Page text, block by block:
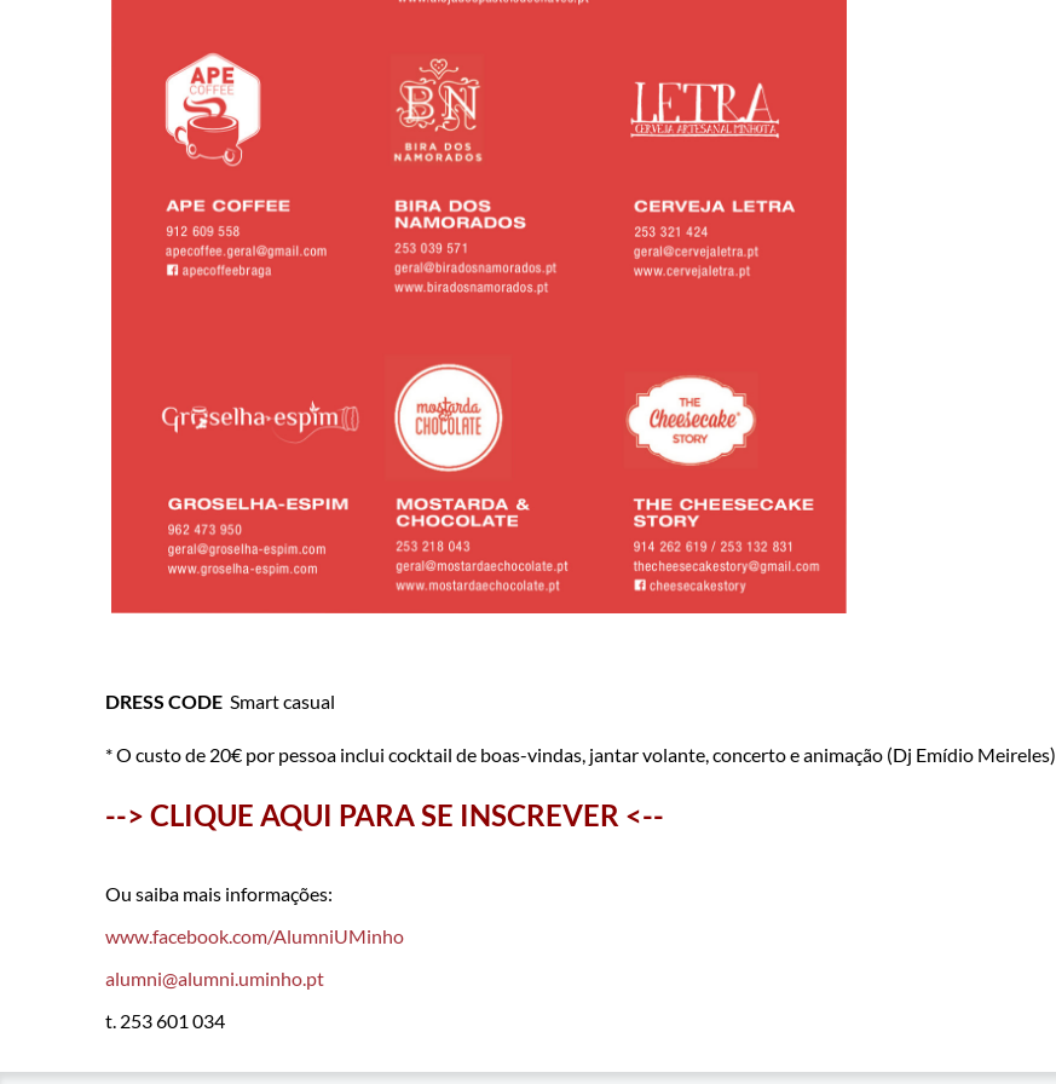
DRESS CODE Smart casual
* O custo de 20€ por pessoa inclui cocktail de boas-vindas, jantar volante, concerto e animação (Dj Emídio Meireles)
​--> CLIQUE AQUI PARA SE INSCREVER <--​
​Ou saiba mais informações:
www.facebook.com/AlumniUMinho
alumni@alumni.uminho.pt
t. 253 601 034​​​​​